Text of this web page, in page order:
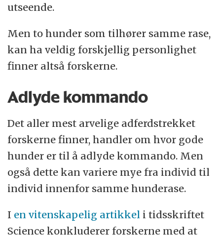
utseende.
Men to hunder som tilhører samme rase,
kan ha veldig forskjellig personlighet
finner altså forskerne.
Adlyde kommando
Det aller mest arvelige adferdstrekket
forskerne finner, handler om hvor gode
hunder er til å adlyde kommando. Men
også dette kan variere mye fra individ til
individ innenfor samme hunderase.
I en vitenskapelig artikkel i tidsskriftet
Science konkluderer forskerne med at